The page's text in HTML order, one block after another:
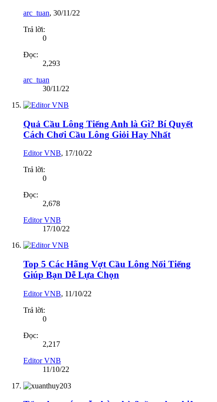
arc_tuan, 30/11/22
Trả lời:
0
Đọc:
2,293
arc_tuan
30/11/22
Quả Cầu Lông Tiếng Anh là Gì? Bí Quyết
Cách Chơi Cầu Lông Giỏi Hay Nhất
Editor VNB, 17/10/22
Trả lời:
0
Đọc:
2,678
Editor VNB
17/10/22
Top 5 Các Hãng Vợt Cầu Lông Nổi Tiếng
Giúp Bạn Dễ Lựa Chọn
Editor VNB, 11/10/22
Trả lời:
0
Đọc:
2,217
Editor VNB
11/10/22